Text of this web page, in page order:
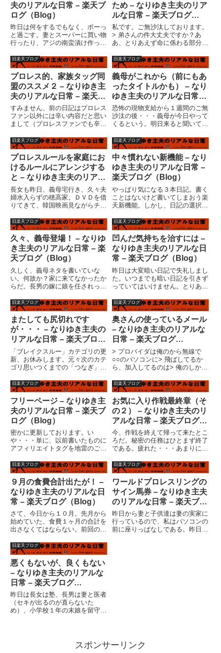
夫のリアルな日常 – 楽天ブ
ログ（Blog）
昨日は何をするでもなく、ボーっ
と過ごす。妻とスーパーに買い物
行ったり、アジの南蛮漬け作った
ハの幼虫がパセリ食べるのボ?っ
と見たり。時間に関係なく。い
や、時間に追われることなく、っ
てところか。こういうことは、
久々...
ため – なりゆき主夫のリア
ルな日常 – 楽天ブログ
（Blog）
私です。ご無沙汰しております。
> 弟さんの件大丈夫ですか？あ
あ、とりあえず命に係わる部分か
なかったり、耳が聞こえてなかっ
たり、頭痛かったりするようだ
が。入院は１ヶ月くらい、その後
後遺症の出る可能性、大。後遺症
と...
旧楽天ブログ
プロレス的、家族タッグ同
盟のススメ２ – なりゆき主
夫のリアルな日常 – 楽天ブ
ログ（Blog）
すみません、前の日記はプロレス
ファン以外には辛い内容だと思い
まして（プロレスファンでも辛か
ので、前と後ろを分けました。今
回は、家族のタッグ同盟というこ
とで論じてみたいと思います。プ
ロレスラーというのは、キャラ
ク...
旧楽天ブログ
義母がこれから（前にもあ
ったタイトルかも） – なり
ゆき主夫のリアルな日常 –
楽天ブログ（Blog）
恐怖の現物支給から１週間のご無
沙汰の後・・・義母が今日やって
くるという。明日来ると聞いてい
しいというのに・・・というか、
当初、仕事忙しいから家に来て家
事の手伝いしてくれということだ
ったような気がするが。なんで
仕...
旧楽天ブログ
プロレスルールを家庭にお
けるルールにアレンジする
と – なりゆき主夫のリアル
な日常 – 楽天ブログ
（Blog）
長女も昨日、義母宅行き、久々夫
婦水入らずの穂高家。ＤＶＤを借
りてきて、韓国映画見ながらチゲ
て！）いや、これは「４人の食
卓」っていう、ちょっと怖い系の
話ですから。それから、BJORK
のビデオクリップ集を見てまし
た。...
旧楽天ブログ
中々慣れない新機能 – なり
ゆき主夫のリアルな日常 –
楽天ブログ（Blog）
やっぱり気になる３本日記。書く
ことはないけど書いてしまおう楽
天新機能。しかし、日記の選択が
書き込む」からテーマを選択する
と、またしても「ゴルゴ悩む」の
編集画面が出てくる。そこで、ロ
グインしないで自分のトップペ
ー...
旧楽天ブログ
久々、義母登場！ – なりゆ
き主夫のリアルな日常 – 楽
天ブログ（Blog）
久しく、義母ネタを書いていな
い。何故か？家に来てなかったか
らだ。長男の嫁に娘を任されっき
まったようである。「良かったら
家の手伝いをしてくれると助かる
んですが・・・」と、以前、私は
言った。実際問題として、義母は
忙...
旧楽天ブログ
凹んだ気持ちを治すには –
なりゆき主夫のリアルな日
常 – 楽天ブログ（Blog）
昨日は大変暗い日記で失礼しまし
た。いつまでも暗い日記を引きず
っていてはいけません。とりあえ
は・・・
(^_^)v(^_^)v(^_^)v(^_^)v(^_^)v(^_^
)v５つ！やった?！！ということ
で、何がいいの...
旧楽天ブログ
またしても尻切れです
が・・・ – なりゆき主夫の
リアルな日常 – 楽天ブログ
（Blog）
「ブレイクスルー」カテゴリの更
新、お休みします。元々次のカテ
ゴリ思いつくまでの「つなぎ」の
書きなおしていたのですが、次の
キャラ設定がほぼ固まりつつある
段階で、「つなぎ」に気合が入ら
なくなってしまったのです。書
き...
旧楽天ブログ
奥さんの使っているメール
– なりゆき主夫のリアルな
日常 – 楽天ブログ
（Blog）
> プロバイダは俺のから無線で
○○のパソコンに> 飛ばしてるか
ら、加入してるのは> 俺のしかな
や、そうではない。奥さんの使っ
ているメールのことです。2人で
同じメールアドレス使っているわ
けではないでしょ？Ｔ?com...
旧楽天ブログ
フリーページ – なりゆき主
夫のリアルな日常 – 楽天ブ
ログ（Blog）
密かに更新しております。い
や・・・単に、以前書いたものに
アフィリエイトタグを地雷のごと
が・・・・かなり疲れます。２ペ
ージでギブアップ。フリーページ
をいじってて感じた事。書いた順
番変えられないってキツイ。「既
定の...
旧楽天ブログ
お気に入り作戦最終章（そ
の２） – なりゆき主夫のリ
アルな日常 – 楽天ブログ
（Blog）
今、作戦を終えて帰って来たとこ
ろだ。秘密の任務はひとまず終了
である。疲れた・・・あまりにも
てみた。（ゴルゴのテーマを作っ
て欲しいのだが・・・）楽天広場
では無理？？ま、いいだろう。今
日は疲れたから、詳しい内容は
明...
旧楽天ブログ
９月の食費合計出たが！ –
なりゆき主夫のリアルな日
常 – 楽天ブログ（Blog）
さて、今日から１０月。先月から
始めていた、食費１ヶ月の合計を
出さなくてはならない。前回の累
４日でどれほどの出費があったの
か？実は、米がなくなって、米５
キロ買った。（無洗米）妻の講習
会があって、打ち上げではない
が...
旧楽天ブログ
ワールドプロレスリングの
サイン馬券 – なりゆき主夫
のリアルな日常 – 楽天ブロ
グ（Blog）
昨日から妻と子供達は妻の実家に
行っているので、私はパソコンの
前に座りっぱなしである。昨日の
旧楽天ブログ
悪くもないが、良くもない
– なりゆき主夫のリアルな
日常 – 楽天ブログ
（Blog）
昨日は長女は塾、長男は妻と医者
（セキが出るのが直らないた
め）、小学校１年の末娘を留守番
だけが家の血統を残す子孫となる
わけだ。（いまのところ）そういスポンサーリンク